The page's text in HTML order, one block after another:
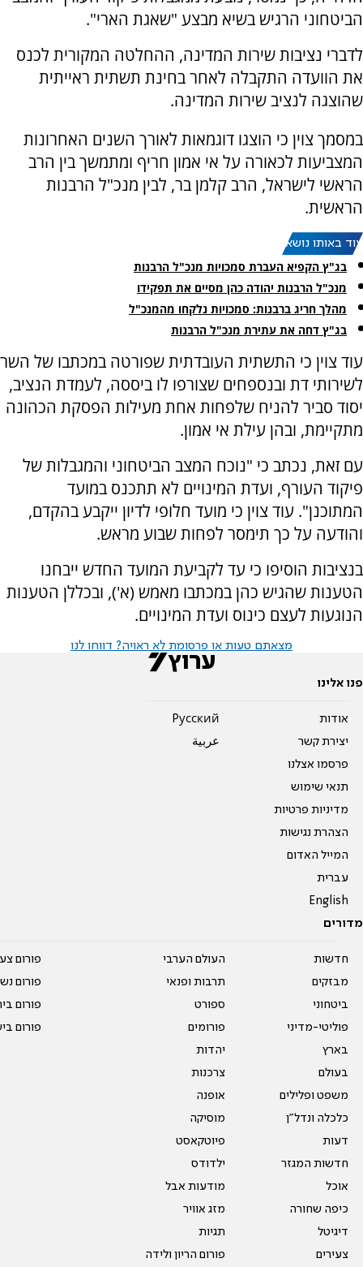
הביטחוני הרגיש בשיא מבצע "שאגת הארי".
לדברי נציבות שירות המדינה, ההחלטה המקורית לכנס
את הוועדה התקבלה לאחר בחינת תשתית ראייתית
שהוצגה לנציב שירות המדינה.
במסמך צוין כי הוצגו דוגמאות לאורך השנים האחרונות
המצביעות לכאורה על אי אמון חריף ומתמשך בין הרב
הראשי לישראל, הרב קלמן בר, לבין מנכ"ל הרבנות
הראשית.
עוד באותו נושא:
בג"ץ הקפיא העברת סמכויות מנכ"ל הרבנות
מנכ"ל הרבנות יהודה כהן מסיים את תפקידו
מהלך חריג ברבנות: סמכויות נלקחו מהמנכ"ל
בג"ץ דחה את עתירת מנכ"ל הרבנות
עוד צוין כי התשתית העובדתית שפורטה במכתבו של השר
לשירותי דת ובנספחים שצורפו לו ביססה, לעמדת הנציב,
יסוד סביר להניח שלפחות אחת מעילות הפסקת הכהונה
מתקיימת, ובהן עילת אי אמון.
עם זאת, נכתב כי "נוכח המצב הביטחוני והמגבלות של
פיקוד העורף, ועדת המינויים לא תתכנס במועד
המתוכנן". עוד צוין כי מועד חלופי לדיון ייקבע בהקדם,
והודעה על כך תימסר לפחות שבוע מראש.
בנציבות הוסיפו כי עד לקביעת המועד החדש ייבחנו
הטענות שהגיש כהן במכתבו מאמש (א'), ובכללן הטענות
הנוגעות לעצם כינוס ועדת המינויים.
מצאתם טעות או פרסומת לא ראויה? דווחו לנו
פנו אלינו
אודות
יצירת קשר
פרסמו אצלנו
תנאי שימוש
מדיניות פרטיות
הצהרת נגישות
המייל האדום
עברית
English
Pусский
عربية
מדורים
חדשות
מבזקים
ביטחוני
פוליטי-מדיני
בארץ
בעולם
משפט ופלילים
כלכלה ונדל"ן
דעות
חדשות המגזר
אוכל
כיפה שחורה
דיגיטל
צעירים
העולם הערבי
תרבות ופנאי
ספורט
פורומים
יהדות
צרכנות
אופנה
מוסיקה
פיוטקאסט
ילדודס
מודעות אבל
מזג אוויר
תגיות
פורום הריון ולידה
פורום
פורום
פורום
פורום